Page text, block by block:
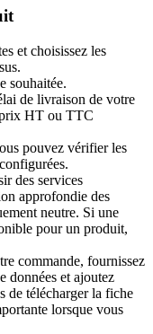
et choisissez les
souhaitée.
de livraison de votre
HT ou TTC
pouvez vérifier les
des services
approfondie des
neutre. Si une
pour un produit,
commande, fournissez
données et ajoutez
de télécharger la fiche
lorsque vous